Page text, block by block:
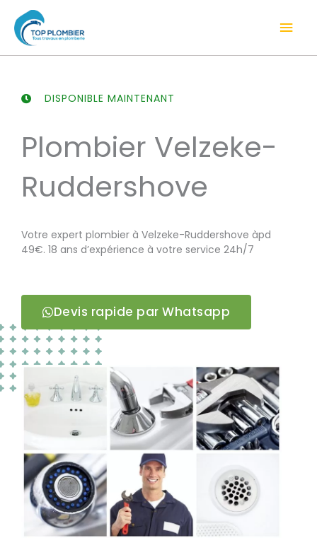
contenu
DISPONIBLE MAINTENANT
Plombier Velzeke-
Ruddershove
Votre expert plombier à Velzeke-Ruddershove àpd
49€. 18 ans d’expérience à votre service 24h/7
Devis rapide par Whatsapp